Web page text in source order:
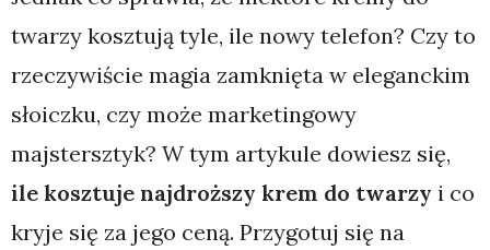
twarzy kosztują tyle, ile nowy telefon? Czy to
rzeczywiście magia zamknięta w eleganckim
słoiczku, czy może marketingowy
majstersztyk? W tym artykule dowiesz się,
ile kosztuje najdroższy krem do twarzy i co
kryje się za jego ceną. Przygotuj się na